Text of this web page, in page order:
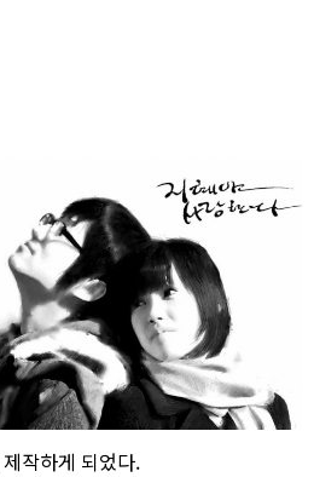
작하게 되었다.